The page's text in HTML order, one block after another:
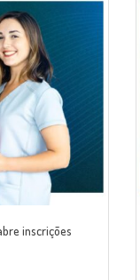
inscrições